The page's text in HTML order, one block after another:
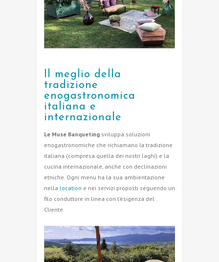
Il meglio della
tradizione
enogastronomica
italiana e
internazionale
Le Muse Banqueting sviluppa soluzioni
enogastronomiche che richiamano Ia tradizione
italiana (compresa quella dei nostri laghi) e la
cucina internazionale, anche con declinazioni
etniche. Ogni menu ha la sua ambientazione
nella location e nei servizi proposti seguendo un
filo conduttore in linea con l’esigenza del
Cliente.